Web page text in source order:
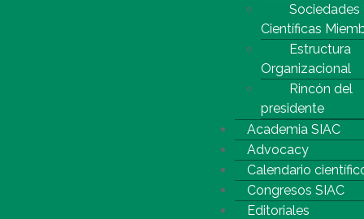
Sociedades
Científicas
Estructura
Organizacional
Rincón del
presidente
Academia SIAC
Advocacy
Calendario
Congresos SIAC
Editoriales